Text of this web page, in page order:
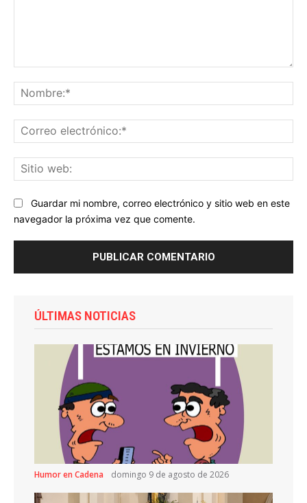
Guardar mi nombre, correo electrónico y sitio web en este
navegador la próxima vez que comente.
ÚLTIMAS NOTICIAS
Humor en Cadena domingo 9 de agosto de 2026